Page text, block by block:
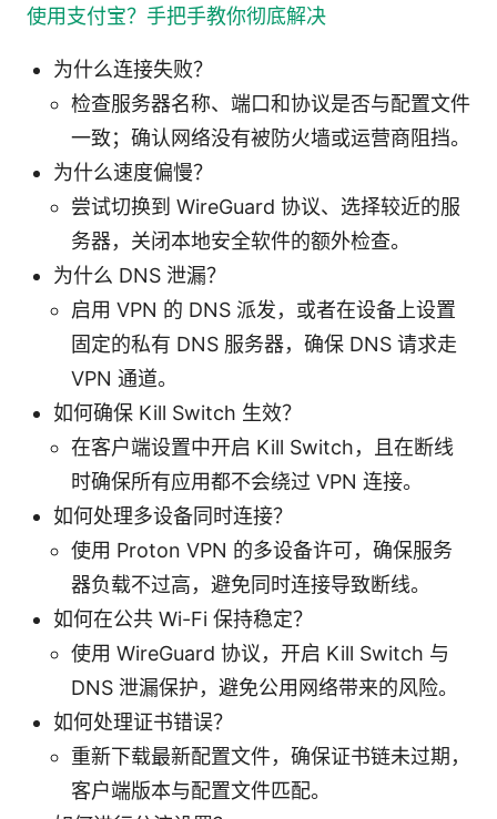
使用支付宝？手把手教你彻底解决
为什么连接失败？
检查服务器名称、端口和协议是否与配置文件
一致；确认网络没有被防火墙或运营商阻挡。
为什么速度偏慢？
尝试切换到 WireGuard 协议、选择较近的服
务器，关闭本地安全软件的额外检查。
为什么 DNS 泄漏？
启用 VPN 的 DNS 派发，或者在设备上设置
固定的私有 DNS 服务器，确保 DNS 请求走
VPN 通道。
如何确保 Kill Switch 生效？
在客户端设置中开启 Kill Switch，且在断线
时确保所有应用都不会绕过 VPN 连接。
如何处理多设备同时连接？
使用 Proton VPN 的多设备许可，确保服务
器负载不过高，避免同时连接导致断线。
如何在公共 Wi-Fi 保持稳定？
使用 WireGuard 协议，开启 Kill Switch 与
DNS 泄漏保护，避免公用网络带来的风险。
如何处理证书错误？
重新下载最新配置文件，确保证书链未过期，
客户端版本与配置文件匹配。